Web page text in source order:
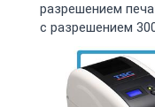
разрешением
с разрешением